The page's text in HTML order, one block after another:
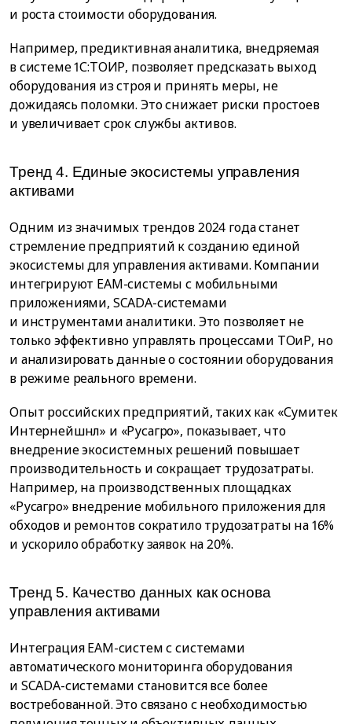
и роста стоимости оборудования.
Например, предиктивная аналитика, внедряемая
в системе 1С:ТОИР, позволяет предсказать выход
оборудования из строя и принять меры, не
дожидаясь поломки. Это снижает риски простоев
и увеличивает срок службы активов.
Тренд 4. Единые экосистемы управления
активами
Одним из значимых трендов 2024 года станет
стремление предприятий к созданию единой
экосистемы для управления активами. Компании
интегрируют EAM-системы с мобильными
приложениями, SCADA-системами
и инструментами аналитики. Это позволяет не
только эффективно управлять процессами ТОиР, но
и анализировать данные о состоянии оборудования
в режиме реального времени.
Опыт российских предприятий, таких как «Сумитек
Интернейшнл» и «Русагро», показывает, что
внедрение экосистемных решений повышает
производительность и сокращает трудозатраты.
Например, на производственных площадках
«Русагро» внедрение мобильного приложения для
обходов и ремонтов сократило трудозатраты на 16%
и ускорило обработку заявок на 20%.
Тренд 5. Качество данных как основа
управления активами
Интеграция EAM-систем с системами
автоматического мониторинга оборудования
и SCADA-системами становится все более
востребованной. Это связано с необходимостью